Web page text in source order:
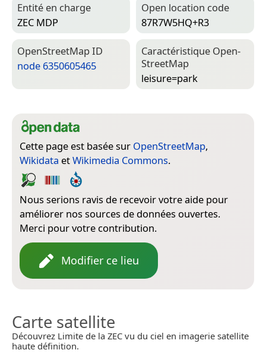
Entité en charge
ZEC MDP
Open location code
87R7W5HQ+R3
Open­Street­Map ID
node 6350605465
Caractéristique Open­
Street­Map
leisure=­park
Cette page est basée sur OpenStreetMap,
Wikidata etWikimedia Commons.
Nous serions ravis de recevoir votre aide pour
améliorer nos sources de données ouvertes.
Merci pour votre contribution.
Modifier ce lieu
Carte satellite
Découvrez Limite de la ZEC vu du ciel en imagerie satellite
haute définition.